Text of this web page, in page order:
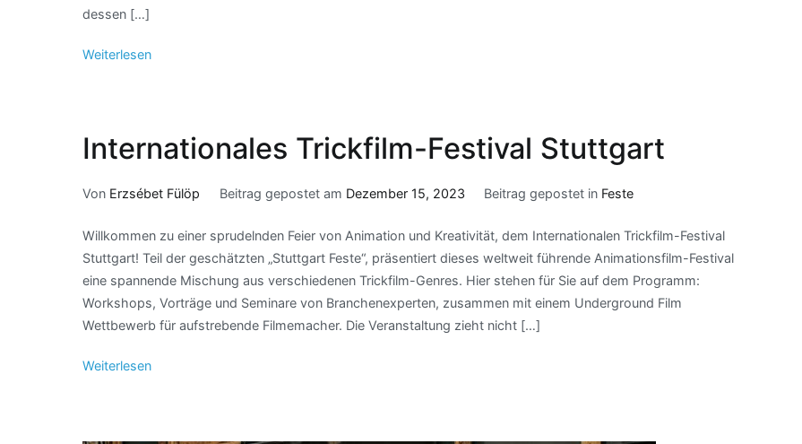
dessen […]
Weiterlesen
Internationales Trickfilm-Festival Stuttgart
Von Erzsébet Fülöp Beitrag gepostet am Dezember 15, 2023 Beitrag gepostet in Feste
Willkommen zu einer sprudelnden Feier von Animation und Kreativität, dem Internationalen Trickfilm-Festival
Stuttgart! Teil der geschätzten „Stuttgart Feste“, präsentiert dieses weltweit führende Animationsfilm-Festival
eine spannende Mischung aus verschiedenen Trickfilm-Genres. Hier stehen für Sie auf dem Programm:
Workshops, Vorträge und Seminare von Branchenexperten, zusammen mit einem Underground Film
Wettbewerb für aufstrebende Filmemacher. Die Veranstaltung zieht nicht […]
Weiterlesen